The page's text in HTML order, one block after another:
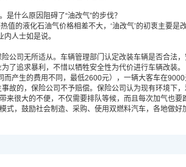
什么原因阻碍了“油改气”的步伐？
液化石油气价格相差不大，‘油改气’的初衷主要是
人士如是说。
司无所适从。车辆管理部门认定改装车辆是否合法
了追求暴利，不惜以牺牲安全性为代价进行车辆改装。
生的费用不同，最低2600元），一辆大客车在9000
，保险公司不予赔偿。保险公司认为现有环境下，
很大的不便，不仅需要排队等候，而且每次加气也要
鼓励社会制造、采购、使用双燃料汽车，各地做